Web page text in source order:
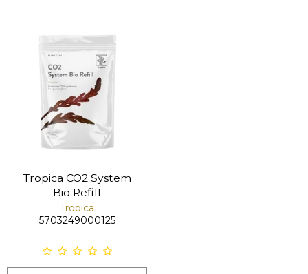
Tropica CO2 System
Bio Refill
Tropica
5703249000125